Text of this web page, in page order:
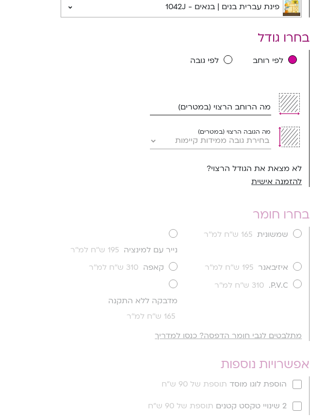
פינת עברית בנים | בנאים - 1042J
בחרו גודל
לפי רוחב לפי גובה
מה הרוחב הרצוי (במטרים)
מה הגובה הרצוי (במטרים)
לא מצאת את הגודל הרצוי?
להזמנה אישית
בחרו חומר
שמשונית 165 ש''ח למ''ר
נייר עם למינציה 195 ש''ח למ''ר
איזיבאנר 195 ש''ח למ''ר קאפה 310 ש''ח למ''ר
P.V.C.
310 ש''ח למ''ר
מדבקה ללא התקנה
165 ש''ח למ''ר
מתלבטים לגבי חומר הדפסה? כנסו למדריך
אפשרויות נוספות
הוספת לוגו מוסד תוספת של 90 ש"ח
2 שינויי טקסט קטנים תוספת של 90 ש"ח